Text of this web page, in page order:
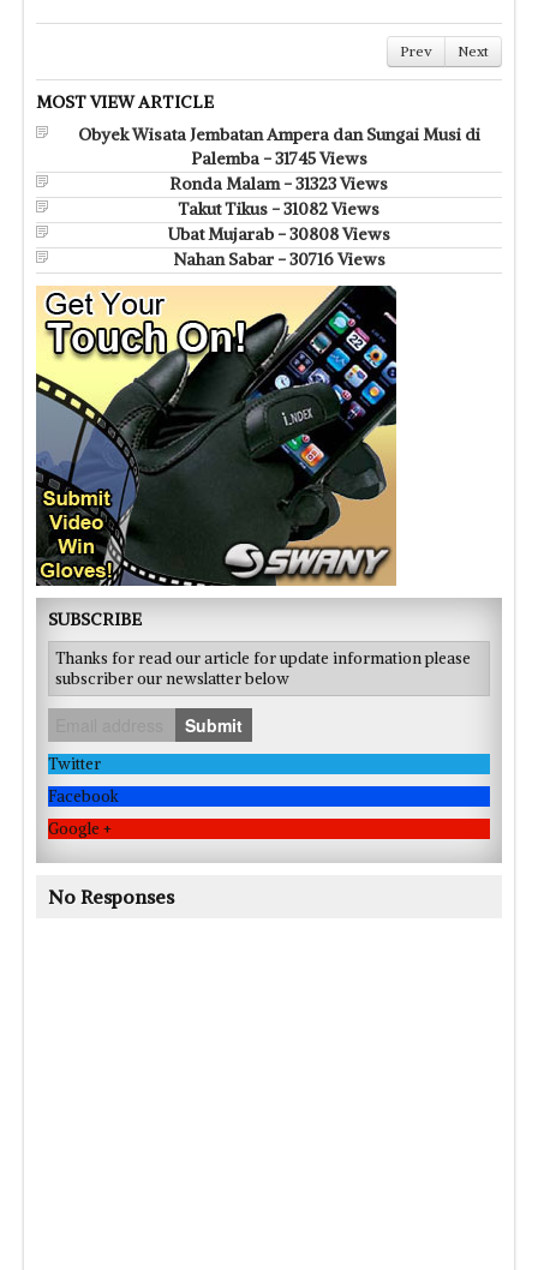
Prev Next
MOST VIEW ARTICLE
Obyek Wisata Jembatan Ampera dan Sungai Musi di
Palemba - 31745 Views
Ronda Malam - 31323 Views
Takut Tikus - 31082 Views
Ubat Mujarab - 30808 Views
Nahan Sabar - 30716 Views
SUBSCRIBE
Thanks for read our article for update information please
subscriber our newslatter below
Submit
Twitter
Facebook
Google +
No Responses